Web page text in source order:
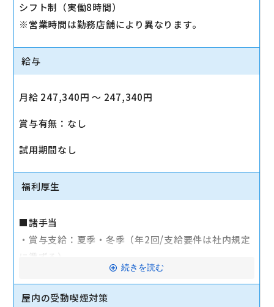
シフト制（実働8時間）
※営業時間は勤務店舗により異なります。
給与
月給 247,340円 〜 247,340円
賞与有無：なし
試用期間なし
福利厚生
■諸手当
・賞与支給：夏季・冬季（年2回/支給要件は社内規定
に準ずる）
・時間外手当あり（平均残業時間：10h/月）
・通勤手当支給（規定あり）
続きを読む
屋内の受動喫煙対策